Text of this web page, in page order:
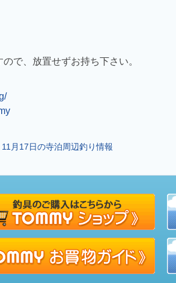
で、 放置せずお持ち下さい。
11月17日の寺泊周辺釣り情報